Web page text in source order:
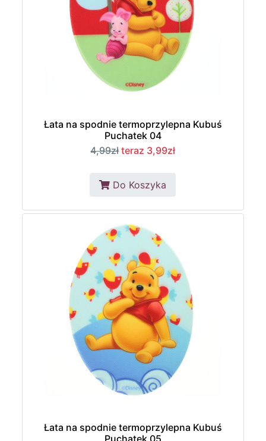
Łata na spodnie termoprzylepna Kubuś
Puchatek 04
4,99zł teraz 3,99zł
Do Koszyka
Łata na spodnie termoprzylepna Kubuś